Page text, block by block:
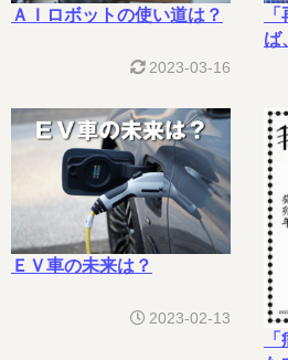
ＡＩロボットの使い道は？
2023-03-16
ば
ＥＶ車の未来は？
2023-02-13